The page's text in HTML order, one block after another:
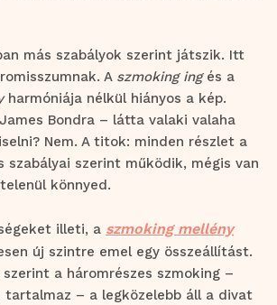
más szabályok szerint játszik. Itt
A szmoking ingés a
harmóniája nélkül hiányos a kép.
Bondra – látta valaki valaha
Nem. A titok: minden részlet a
szabályai szerint működik, mégis van
könnyed.
illeti, a szmoking mellény
új szintre emel egy összeállítást.
a háromrészes szmoking –
tartalmaz – a legközelebb áll a divat